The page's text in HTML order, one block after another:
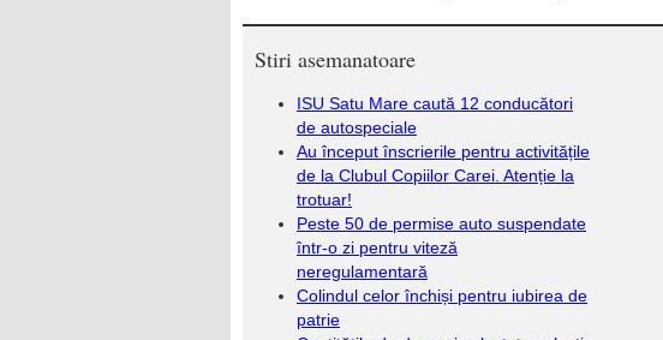
Stiri asemanatoare
ISU Satu Mare caută 12 conducători
de autospeciale
Au început înscrierile pentru activitățile
de la Clubul Copiilor Carei. Atenție la
trotuar!
Peste 50 de permise auto suspendate
într-o zi pentru viteză
neregulamentară
Colindul celor închiși pentru iubirea de
patrie